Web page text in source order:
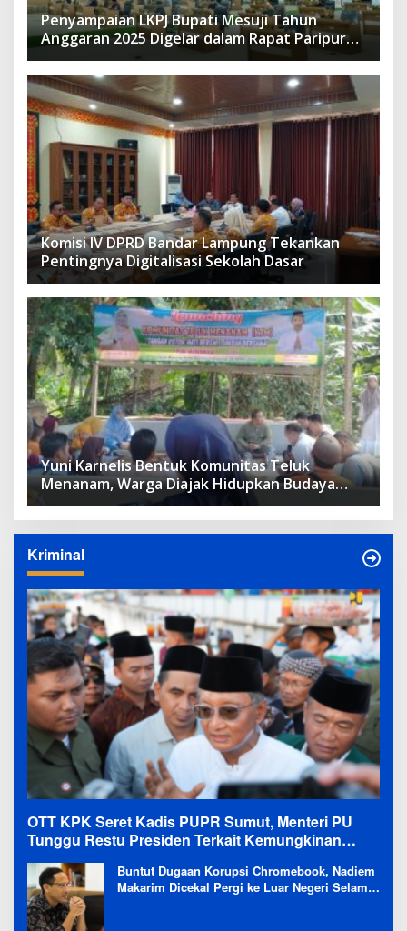
Penyampaian LKPJ Bupati Mesuji Tahun
Anggaran 2025 Digelar dalam Rapat Paripurna
DPRD
Komisi IV DPRD Bandar Lampung Tekankan
Pentingnya Digitalisasi Sekolah Dasar
Yuni Karnelis Bentuk Komunitas Teluk
Menanam, Warga Diajak Hidupkan Budaya
Tanam
Kriminal
OTT KPK Seret Kadis PUPR Sumut, Menteri PU
Tunggu Restu Presiden Terkait Kemungkinan
Buntut Dugaan Korupsi Chromebook, Nadiem
Makarim Dicekal Pergi ke Luar Negeri Selama